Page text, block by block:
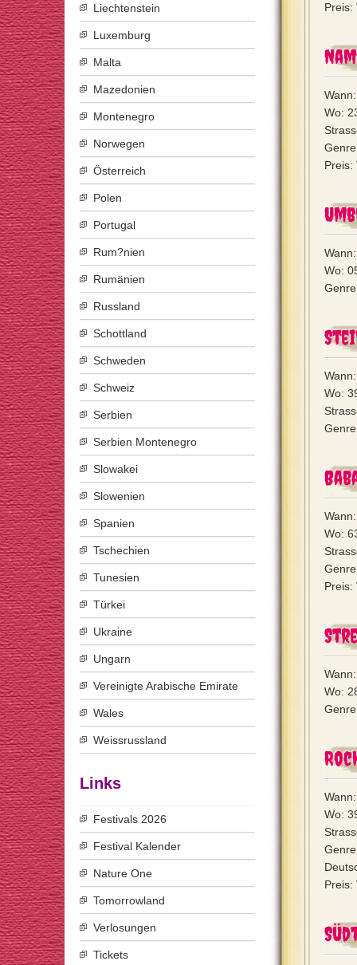
Preis:
Wo:
Preis:
Wo:
Wo:
Wo:
Preis:
Wo:
Wo:
Preis:
Liechtenstein
Luxemburg
Malta
Mazedonien
Montenegro
Norwegen
Österreich
Polen
Portugal
Rum?nien
Rumänien
Russland
Schottland
Schweden
Schweiz
Serbien
Serbien Montenegro
Slowakei
Slowenien
Spanien
Tschechien
Tunesien
Türkei
Ukraine
Ungarn
Vereinigte Arabische Emirate
Wales
Weissrussland
Links
Festivals 2026
Festival Kalender
Nature One
Tomorrowland
Verlosungen
Tickets